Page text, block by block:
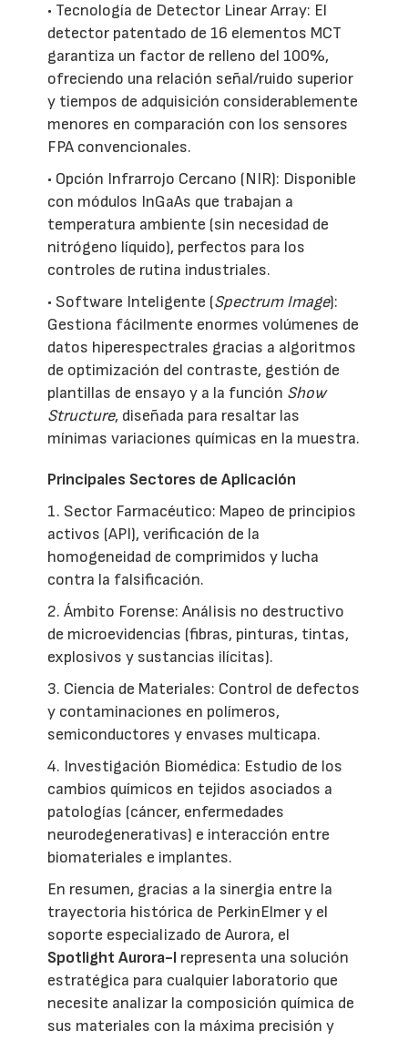
• Tecnología de Detector Linear Array: El
detector patentado de 16 elementos MCT
garantiza un factor de relleno del 100%,
ofreciendo una relación señal/ruido superior
y tiempos de adquisición considerablemente
menores en comparación con los sensores
FPA convencionales.
• Opción Infrarrojo Cercano (NIR): Disponible
con módulos InGaAs que trabajan a
temperatura ambiente (sin necesidad de
nitrógeno líquido), perfectos para los
controles de rutina industriales.
• Software Inteligente (Spectrum Image):
Gestiona fácilmente enormes volúmenes de
datos hiperespectrales gracias a algoritmos
de optimización del contraste, gestión de
plantillas de ensayo y a la función Show
Structure, diseñada para resaltar las
mínimas variaciones químicas en la muestra.
Principales Sectores de Aplicación
1. Sector Farmacéutico: Mapeo de principios
activos (API), verificación de la
homogeneidad de comprimidos y lucha
contra la falsificación.
2. Ámbito Forense: Análisis no destructivo
de microevidencias (fibras, pinturas, tintas,
explosivos y sustancias ilícitas).
3. Ciencia de Materiales: Control de defectos
y contaminaciones en polímeros,
semiconductores y envases multicapa.
4. Investigación Biomédica: Estudio de los
cambios químicos en tejidos asociados a
patologías (cáncer, enfermedades
neurodegenerativas) e interacción entre
biomateriales e implantes.
En resumen, gracias a la sinergia entre la
trayectoria histórica de PerkinElmer y el
soporte especializado de Aurora, el
Spotlight Aurora-I representa una solución
estratégica para cualquier laboratorio que
necesite analizar la composición química de
sus materiales con la máxima precisión y